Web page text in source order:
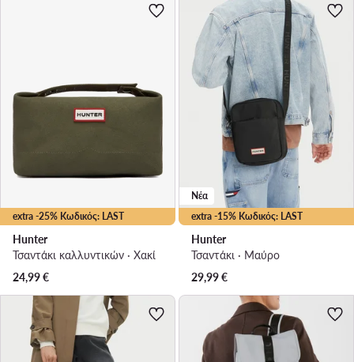
extra -25% Κωδικός: LAST
Hunter
Τσαντάκι καλλυντικών · Χακί
24,99€
extra -15% Κωδικός: LAST
Νέα
Hunter
Τσαντάκι · Μαύρο
29,99€